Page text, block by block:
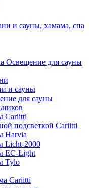
и сауны, хамама, спа
Освещение для сауны
и сауны
для сауны
Cariitti
подсветкой Cariitti
Harvia
Licht-2000
EC-Light
Tylo
Cariitti